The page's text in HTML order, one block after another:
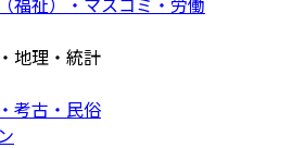
地理・統計
考古・民俗